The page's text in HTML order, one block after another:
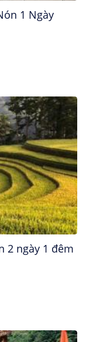
1 Ngày
2 ngày 1 đêm